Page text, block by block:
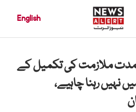
English
ملازمت کی تکمیل کے
نہیں رہنا چاہیے،